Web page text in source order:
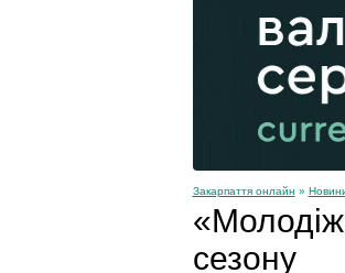
Закарпаття онлайн »
сезону